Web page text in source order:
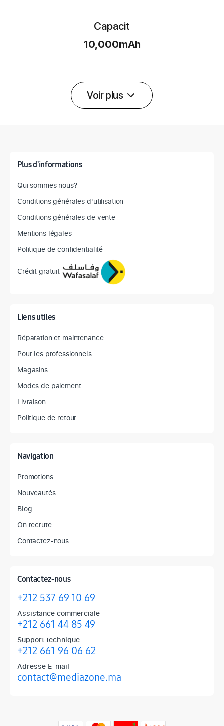
Capacit
10,000mAh
Voir plus
Plus d'informations
Qui sommes nous?
Conditions générales d'utilisation
Conditions générales de vente
Mentions légales
Politique de confidentialité
Crédit gratuit
Liens utiles
Réparation et maintenance
Pour les professionnels
Magasins
Modes de paiement
Livraison
Politique de retour
Navigation
Promotions
Nouveautés
Blog
On recrute
Contactez-nous
Contactez-nous
+212 537 69 10 69
Assistance commerciale
+212 661 44 85 49
Support technique
+212 661 96 06 62
Adresse E-mail
contact@mediazone.ma